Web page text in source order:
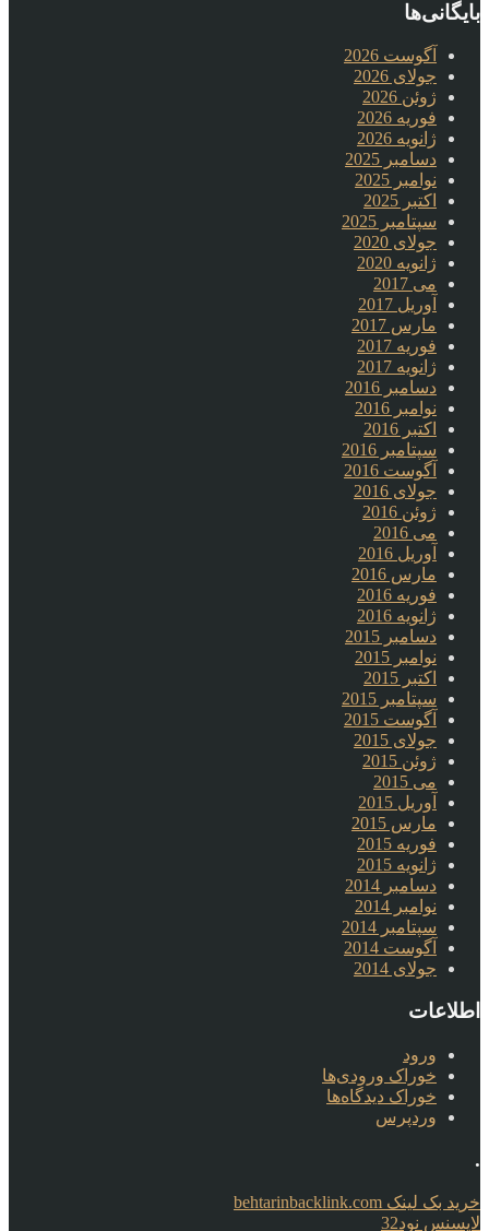
بایگانی‌ها
آگوست 2026
جولای 2026
ژوئن 2026
فوریه 2026
ژانویه 2026
دسامبر 2025
نوامبر 2025
اکتبر 2025
سپتامبر 2025
جولای 2020
ژانویه 2020
می 2017
آوریل 2017
مارس 2017
فوریه 2017
ژانویه 2017
دسامبر 2016
نوامبر 2016
اکتبر 2016
سپتامبر 2016
آگوست 2016
جولای 2016
ژوئن 2016
می 2016
آوریل 2016
مارس 2016
فوریه 2016
ژانویه 2016
دسامبر 2015
نوامبر 2015
اکتبر 2015
سپتامبر 2015
آگوست 2015
جولای 2015
ژوئن 2015
می 2015
آوریل 2015
مارس 2015
فوریه 2015
ژانویه 2015
دسامبر 2014
نوامبر 2014
سپتامبر 2014
آگوست 2014
جولای 2014
اطلاعات
ورود
خوراک ورودی‌ها
خوراک دیدگاه‌ها
وردپرس
.
خرید بک لینک behtarinbacklink.com
لایسنس نود32